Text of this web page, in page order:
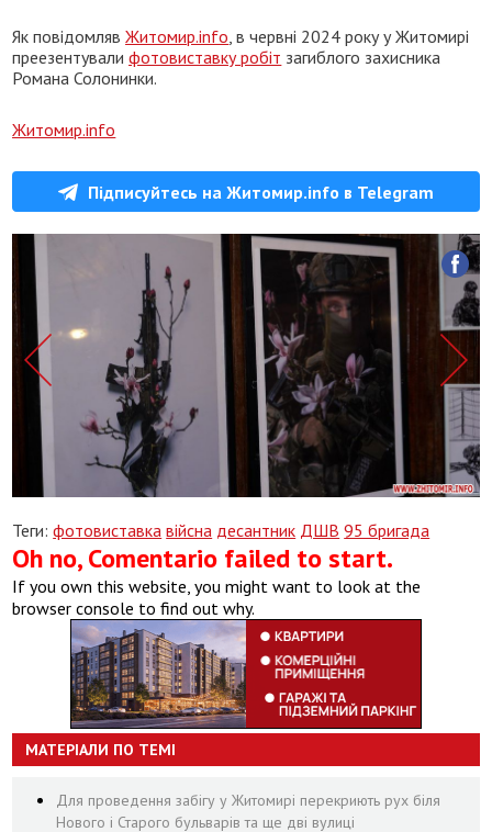
Як повідомлявЖитомир.info, в червні 2024 року у Житомирі
преезентувалифотовиставку робіт загиблого захисника
Романа Солонинки.
Житомир.info
Підписуйтесь на Житомир.info в Telegram
Теги:фотовиставка війсна десантник ДШВ 95 бригада
Oh no, Comentario failed to start.
If you own this website, you might want to look at the
browser console to find out why.
МАТЕРІАЛИ ПО ТЕМІ
Для проведення забігу у Житомирі перекриють рух біля
Нового і Старого бульварів та ще дві вулиці